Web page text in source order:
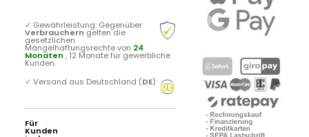
✓ Gewährleistung: Gegenüber
Verbrauchern gelten die
gesetzlichen
Mängelhaftungsrechte von 24
Monaten , 12 Monate für gewerbliche
Kunden.
✓ Versand aus Deutschland (DE)
Für
Kunden